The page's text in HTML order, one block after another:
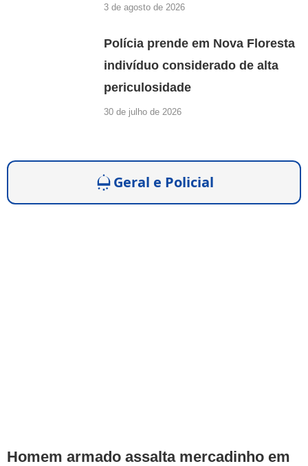
3 de agosto de 2026
Polícia prende em Nova Floresta
indivíduo considerado de alta
periculosidade
30 de julho de 2026
Geral e Policial
Homem armado assalta mercadinho em